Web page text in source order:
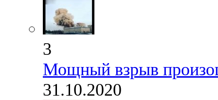
3
Мощный взрыв
31.10.2020